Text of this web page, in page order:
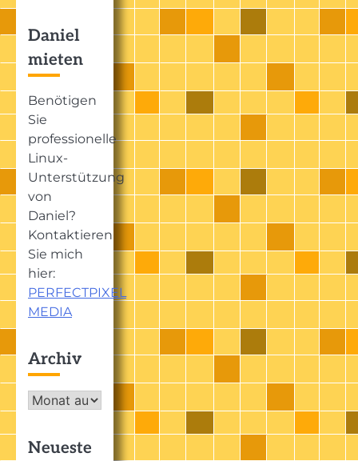
Daniel
mieten
Benötigen
Sie
professionelle
Linux-
Unterstützung
von
Daniel?
Kontaktieren
Sie mich
hier:
PERFECTPIXEL
MEDIA
Archiv
Archiv
Neueste